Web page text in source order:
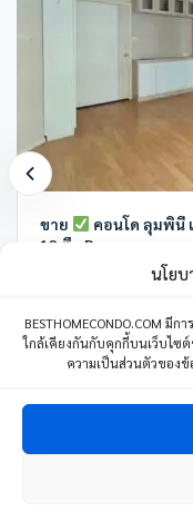
นโยบ
BESTHOMECONDO.COM
ใกล้เคียงกันกับคุกกี้บนเว็บไซ
ความเป็นส่วนตัวของ
ขาย คอนโด ลุมพินี
12 ตึก B
ลุมพินี เมกะซิตี บางนา ทา
2 ห้องนอน 2 ห้